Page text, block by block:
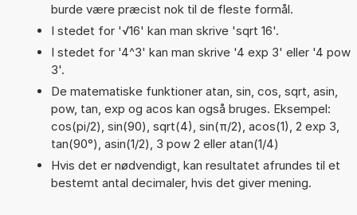
burde være præcist nok til de fleste formål.
I stedet for '√16' kan man skrive 'sqrt 16'.
I stedet for '4^3' kan man skrive '4 exp 3' eller '4 pow
3'.
De matematiske funktioner atan, sin, cos, sqrt, asin,
pow, tan, exp og acos kan også bruges. Eksempel:
cos(pi/2), sin(90), sqrt(4), sin(π/2), acos(1), 2 exp 3,
tan(90°), asin(1/2), 3 pow 2 eller atan(1/4)
Hvis det er nødvendigt, kan resultatet afrundes til et
bestemt antal decimaler, hvis det giver mening.